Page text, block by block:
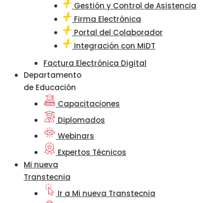
Gestión y Control de Asistencia
Firma Electrónica
Portal del Colaborador
Integración con MiDT
Factura Electrónica Digital
Departamento
de Educación
Capacitaciones
Diplomados
Webinars
Expertos Técnicos
Mi nueva
Transtecnia
Ir a Mi nueva Transtecnia